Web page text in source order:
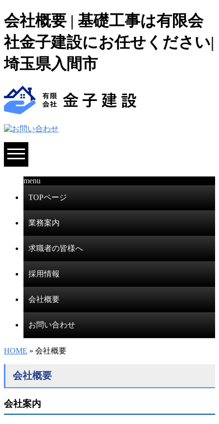
会社概要 | 基礎工事は有限会
社金子建設にお任せください|
埼玉県入間市
menu
TOPページ
業務案内
求職者の皆様へ
採用情報
会社概要
お問い合わせ
HOME » 会社概要
会社概要
会社案内